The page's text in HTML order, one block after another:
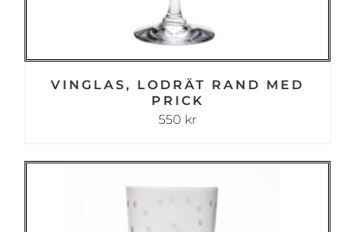
VINGLAS, LODRÄT RAND MED
PRICK
550 kr